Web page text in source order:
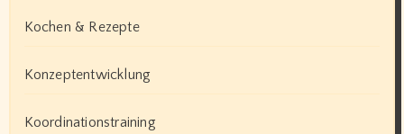
Kochen & Rezepte
Konzeptentwicklung
Koordinationstraining